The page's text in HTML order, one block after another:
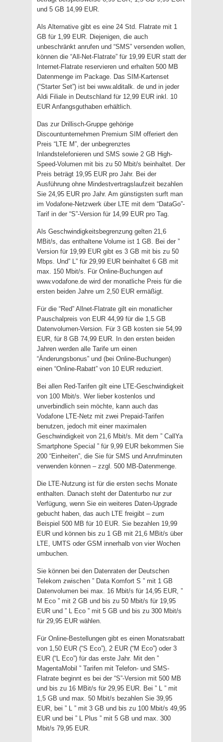
und 5 GB 14,99 EUR.
Als Alternative gibt es eine 24 Std. Flatrate mit 1
GB für 1,99 EUR. Diejenigen, die auch
unbeschränkt anrufen und “SMS” versenden wollen,
können die “All-Net-Flatrate” für 19,99 EUR statt der
Internet-Flatrate reservieren und erhalten 500 MB
Datenmenge im Package. Das SIM-Kartenset
(“Starter Set”) ist bei www.alditalk. de und in jeder
Aldi Filiale in Deutschland für 12,99 EUR inkl. 10
EUR Anfangsguthaben erhältlich.
Das zur Drillisch-Gruppe gehörige
Discountunternehmen Premium SIM offeriert den
Preis “LTE M”, der unbegrenztes
Inlandstelefonieren und SMS sowie 2 GB High-
Speed-Volumen mit bis zu 50 Mbit/s beinhaltet. Der
Preis beträgt 19,95 EUR pro Jahr. Bei der
Ausführung ohne Mindestvertragslaufzeit bezahlen
Sie 24,95 EUR pro Jahr. Am günstigsten surft man
im Vodafone-Netzwerk über LTE mit dem “DataGo”-
Tarif in der “S”-Version für 14,99 EUR pro Tag.
Als Geschwindigkeitsbegrenzung gelten 21,6
MBit/s, das enthaltene Volume ist 1 GB. Bei der ”
Version für 19,99 EUR gibt es 3 GB mit bis zu 50
Mbps. Und” L” für 29,99 EUR beinhaltet 6 GB mit
max. 150 Mbit/s. Für Online-Buchungen auf
www.vodafone.de wird der monatliche Preis für die
ersten beiden Jahre um 2,50 EUR ermäßigt.
Für die “Red” Allnet-Flatrate gilt ein monatlicher
Pauschalpreis von EUR 44,99 für die 1,5 GB
Datenvolumen-Version. Für 3 GB kosten sie 54,99
EUR, für 8 GB 74,99 EUR. In den ersten beiden
Jahren werden alle Tarife um einen
“Änderungsbonus” und (bei Online-Buchungen)
einen “Online-Rabatt” von 10 EUR reduziert.
Bei allen Red-Tarifen gilt eine LTE-Geschwindigkeit
von 100 Mbit/s. Wer lieber kostenlos und
unverbindlich sein möchte, kann auch das
Vodafone LTE-Netz mit zwei Prepaid-Tarifen
benutzen, jedoch mit einer maximalen
Geschwindigkeit von 21,6 Mbit/s. Mit dem ” CallYa
Smartphone Special ” für 9,99 EUR bekommen Sie
200 “Einheiten”, die Sie für SMS und Anrufminuten
verwenden können – zzgl. 500 MB-Datenmenge.
Die LTE-Nutzung ist für die ersten sechs Monate
enthalten. Danach steht der Datenturbo nur zur
Verfügung, wenn Sie ein weiteres Daten-Upgrade
gebucht haben, das auch LTE freigibt – zum
Beispiel 500 MB für 10 EUR. Sie bezahlen 19,99
EUR und können bis zu 1 GB mit 21,6 MBit/s über
LTE, UMTS oder GSM innerhalb von vier Wochen
umbuchen.
Sie können bei den Datenraten der Deutschen
Telekom zwischen ” Data Komfort S ” mit 1 GB
Datenvolumen bei max. 16 Mbit/s für 14,95 EUR, ”
M Eco ” mit 2 GB und bis zu 50 Mbit/s für 19,95
EUR und ” L Eco ” mit 5 GB und bis zu 300 Mbit/s
für 29,95 EUR wählen.
Für Online-Bestellungen gibt es einen Monatsrabatt
von 1,50 EUR (“S Eco”), 2 EUR (“M Eco”) oder 3
EUR (“L Eco”) für das erste Jahr. Mit den ”
MagentaMobil ” Tarifen mit Telefon- und SMS-
Flatrate beginnt es bei der “S”-Version mit 500 MB
und bis zu 16 MBit/s für 29,95 EUR. Bei ” L ” mit
1,5 GB und max. 50 Mbit/s bezahlen Sie 39,95
EUR, bei ” L ” mit 3 GB und bis zu 100 Mbit/s 49,95
EUR und bei ” L Plus ” mit 5 GB und max. 300
Mbit/s 79,95 EUR.